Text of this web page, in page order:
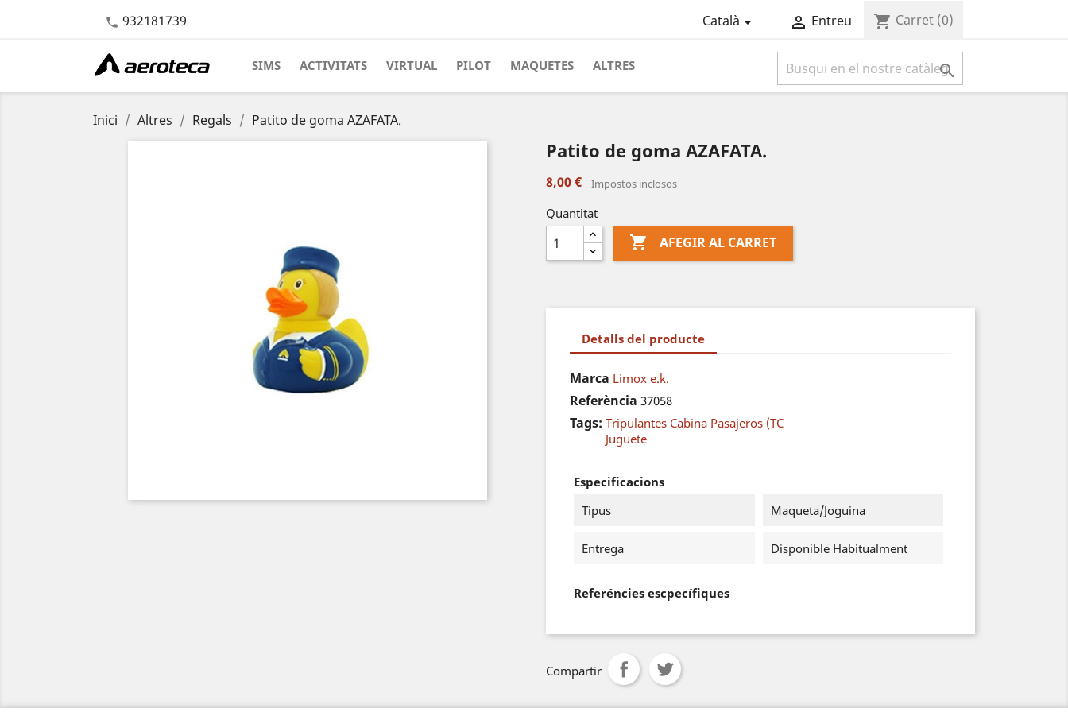
 932181739 Català  Entreu shopping_cart Carret (0)
SIMS ACTIVITATS VIRTUAL PILOT MAQUETES ALTRES 
Inici Altres Regals Patito de goma AZAFATA.
Patito de goma AZAFATA.
8,00 € Impostos inclosos
Quantitat
 AFEGIR AL CARRET
Detalls del producte
Marca Limox e.k.
Referència 37058
Tags: Tripulantes Cabina Pasajeros (TC
Juguete
Especificacions
Tipus
Maqueta/Joguina
Entrega Disponible Habitualment
Referéncies escpecífiques
Compartir